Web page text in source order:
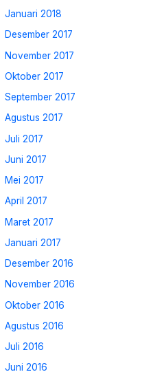
Januari 2018
Desember 2017
November 2017
Oktober 2017
September 2017
Agustus 2017
Juli 2017
Juni 2017
Mei 2017
April 2017
Maret 2017
Januari 2017
Desember 2016
November 2016
Oktober 2016
Agustus 2016
Juli 2016
Juni 2016